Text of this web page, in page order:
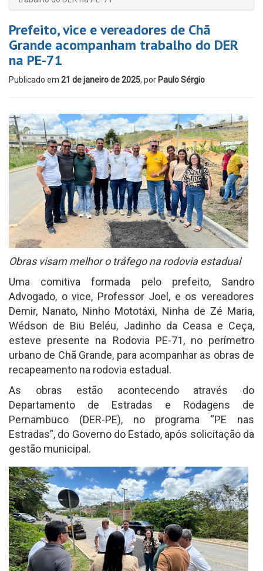
Prefeito, vice e vereadores de Chã
Grande acompanham trabalho do DER
na PE-71
Publicado em 21 de janeiro de 2025, por Paulo Sérgio
Obras visam melhor o tráfego na rodovia estadual
Uma comitiva formada pelo prefeito, Sandro
Advogado, o vice, Professor Joel, e os vereadores
Demir, Nanato, Ninho Mototáxi, Ninha de Zé Maria,
Wédson de Biu Beléu, Jadinho da Ceasa e Ceça,
esteve presente na Rodovia PE-71, no perímetro
urbano de Chã Grande, para acompanhar as obras de
recapeamento na rodovia estadual.
As obras estão acontecendo através do
Departamento de Estradas e Rodagens de
Pernambuco (DER-PE), no programa “PE nas
Estradas”, do Governo do Estado, após solicitação da
gestão municipal.